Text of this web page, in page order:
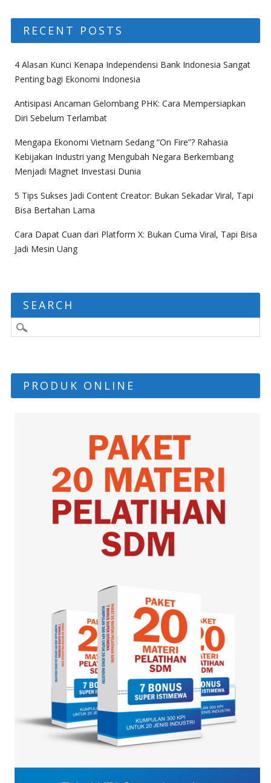
RECENT POSTS
4 Alasan Kunci Kenapa Independensi Bank Indonesia Sangat
Penting bagi Ekonomi Indonesia
Antisipasi Ancaman Gelombang PHK: Cara Mempersiapkan
Diri Sebelum Terlambat
Mengapa Ekonomi Vietnam Sedang “On Fire”? Rahasia
Kebijakan Industri yang Mengubah Negara Berkembang
Menjadi Magnet Investasi Dunia
5 Tips Sukses Jadi Content Creator: Bukan Sekadar Viral, Tapi
Bisa Bertahan Lama
Cara Dapat Cuan dari Platform X: Bukan Cuma Viral, Tapi Bisa
Jadi Mesin Uang
SEARCH
PRODUK ONLINE